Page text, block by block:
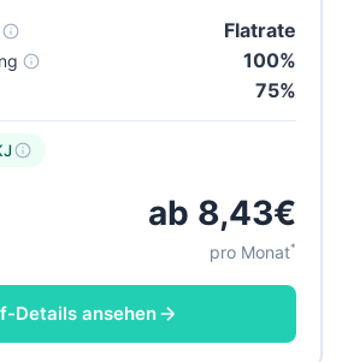
Flatrate
100%
75%
ab 8,43€
pro Monat*
Details ansehen